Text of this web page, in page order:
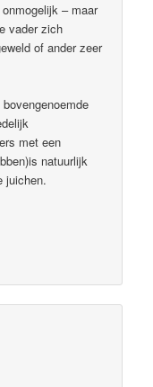
– maar
vader zich
of ander zeer
met een
natuurlijk
juichen.